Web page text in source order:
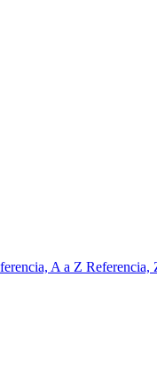
A a Z Referencia,